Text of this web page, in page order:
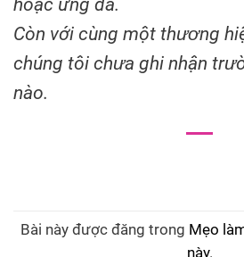
hoặc ửng da.
Còn với cùng một thương
chúng tôi chưa ghi nhận
nào.
Bài này được đăng trong Mẹo
này.